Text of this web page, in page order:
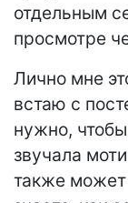
отдельным
просмотре
Лично мне
встаю с
нужно,
звучала
также